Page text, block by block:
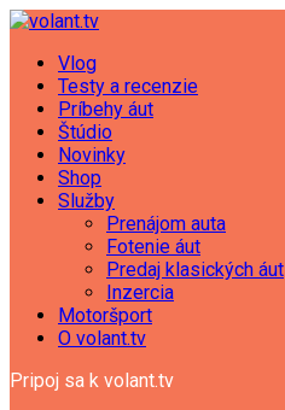
Vlog
Testy a recenzie
Príbehy áut
Štúdio
Novinky
Shop
Služby
Prenájom auta
Fotenie áut
Predaj klasických áut
Inzercia
Motoršport
O volant.tv
Pripoj sa k volant.tv